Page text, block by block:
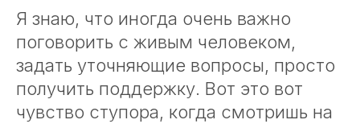
Я знаю, что иногда очень важно
поговорить с живым человеком,
задать уточняющие вопросы, просто
получить поддержку. Вот это вот
чувство ступора, когда смотришь на